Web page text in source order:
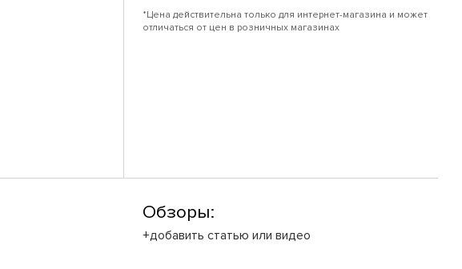
*Цена действительна только для интернет-магазина и может
отличаться от цен в розничных магазинах
Обзоры:
+добавить статью или видео